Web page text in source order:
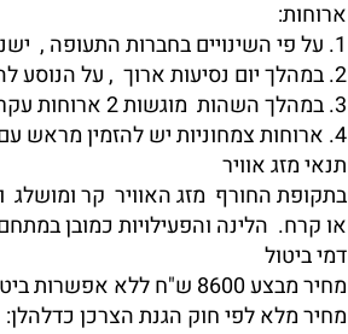
ארוחות:
1. על פי השינויים בחברות התעופה , ישנה אפשרות כי לא תוגש בה ארוחה.
2. במהלך יום נסיעות ארוך , על הנוסע להצטייד באוכל קל ויבש שמתאים לנסיעות
3. במהלך השהות מוגשות 2 ארוחות עקריות ביום. ארוחת בוקר עשירה , וארוחת ערב בשרית מפנקת.
4. ארוחות צמחוניות יש להזמין מראש עם ההרשמה תוך הזמנה מפורשת.
תנאי מזג אוויר
בתקופת החורף מזג האוויר קר ומושלג
או קרח. הלינה והפעילויות כמובן
דמי ביטול
מחיר מבצע 8600 ש"ח ללא אפשרות ביטול.
מחיר מלא לפי חוק הגנת הצרכן כדלהלן: